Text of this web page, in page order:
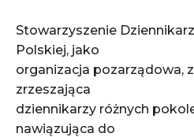
Stowarzyszenie
Polskiej, jako
organizacja pozarządowa,
zrzeszająca
dziennikarzy różnych
nawiązująca do